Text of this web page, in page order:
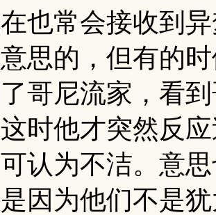
也常会接收到
思的，但有的
哥尼流家，看
时他才突然反
认为不洁。意
因为他们不是